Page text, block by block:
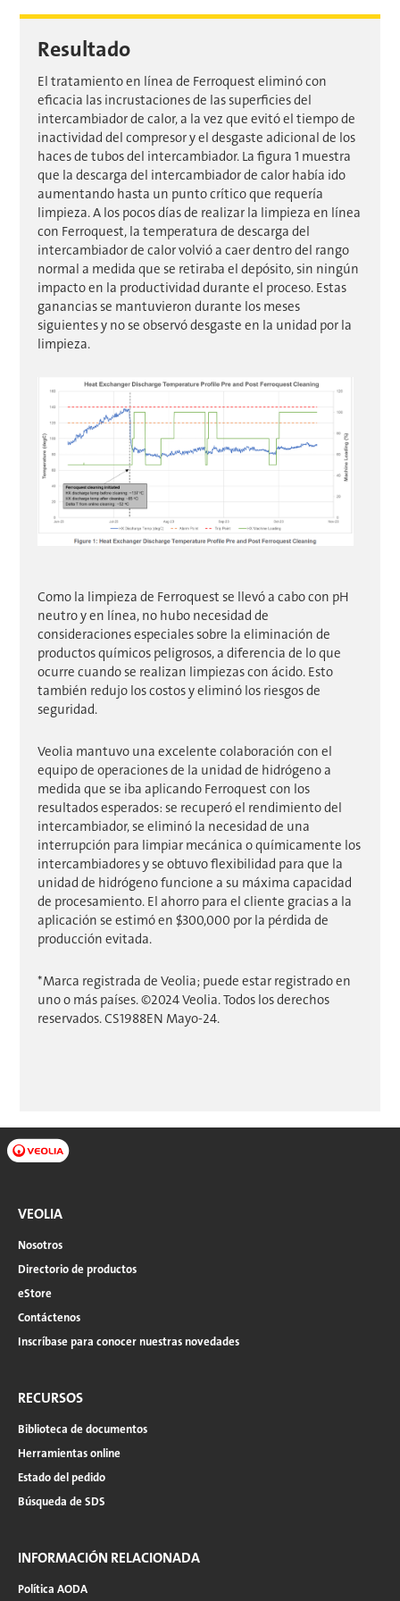
Resultado
El tratamiento en línea de Ferroquest eliminó con
eficacia las incrustaciones de las superficies del
intercambiador de calor, a la vez que evitó el tiempo de
inactividad del compresor y el desgaste adicional de los
haces de tubos del intercambiador. La figura 1 muestra
que la descarga del intercambiador de calor había ido
aumentando hasta un punto crítico que requería
limpieza. A los pocos días de realizar la limpieza en línea
con Ferroquest, la temperatura de descarga del
intercambiador de calor volvió a caer dentro del rango
normal a medida que se retiraba el depósito, sin ningún
impacto en la productividad durante el proceso. Estas
ganancias se mantuvieron durante los meses
siguientes y no se observó desgaste en la unidad por la
limpieza.
Como la limpieza de Ferroquest se llevó a cabo con pH
neutro y en línea, no hubo necesidad de
consideraciones especiales sobre la eliminación de
productos químicos peligrosos, a diferencia de lo que
ocurre cuando se realizan limpiezas con ácido. Esto
también redujo los costos y eliminó los riesgos de
seguridad.
Veolia mantuvo una excelente colaboración con el
equipo de operaciones de la unidad de hidrógeno a
medida que se iba aplicando Ferroquest con los
resultados esperados: se recuperó el rendimiento del
intercambiador, se eliminó la necesidad de una
interrupción para limpiar mecánica o químicamente los
intercambiadores y se obtuvo flexibilidad para que la
unidad de hidrógeno funcione a su máxima capacidad
de procesamiento. El ahorro para el cliente gracias a la
aplicación se estimó en $300,000 por la pérdida de
producción evitada.
*Marca registrada de Veolia; puede estar registrado en
uno o más países. ©2024 Veolia. Todos los derechos
reservados. CS1988EN Mayo-24.
VEOLIA
Nosotros
Directorio de productos
eStore
Contáctenos
Inscríbase para conocer nuestras novedades
RECURSOS
Biblioteca de documentos
Herramientas online
Estado del pedido
Búsqueda de SDS
INFORMACIÓN RELACIONADA
Política AODA